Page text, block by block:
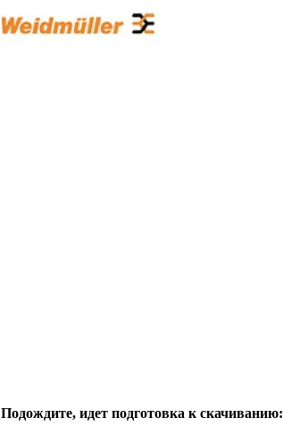
Подождите, идет подготовка к скачиванию: